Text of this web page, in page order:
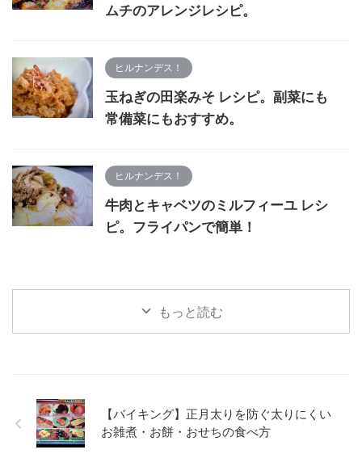
ムチのアレンジレシピ。
ヒルナンデス！
玉ねぎの田楽みそ レシピ。副菜にも
常備菜にもおすすめ。
ヒルナンデス！
牛肉とキャベツのミルフィーユ レシ
ピ。フライパンで簡単！
もっと読む
【バイキング】正月太りを防ぐ太りにくい
お雑煮・お餅・おせちの食べ方